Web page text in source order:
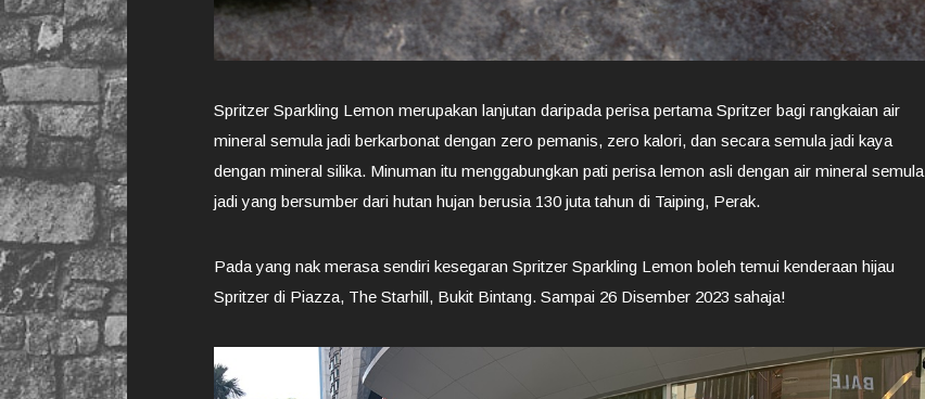
Spritzer Sparkling Lemon merupakan lanjutan daripada perisa pertama Spritzer bagi rangkaian air
mineral semula jadi berkarbonat dengan zero pemanis, zero kalori, dan secara semula jadi kaya
dengan mineral silika. Minuman itu menggabungkan pati perisa lemon asli dengan air mineral semula
jadi yang bersumber dari hutan hujan berusia 130 juta tahun di Taiping, Perak.
Pada yang nak merasa sendiri kesegaran Spritzer Sparkling Lemon boleh temui kenderaan hijau
Spritzer di Piazza, The Starhill, Bukit Bintang. Sampai 26 Disember 2023 sahaja!